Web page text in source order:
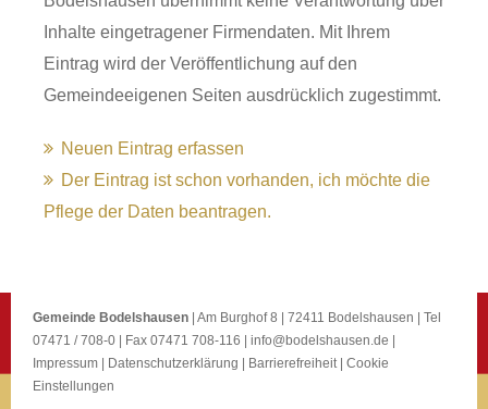
Inhalte eingetragener Firmendaten. Mit Ihrem
Eintrag wird der Veröffentlichung auf den
Gemeindeeigenen Seiten ausdrücklich zugestimmt.
Neuen Eintrag erfassen
Der Eintrag ist schon vorhanden, ich möchte die
Pflege der Daten beantragen.
Gemeinde Bodelshausen | Am Burghof 8 | 72411 Bodelshausen | Tel
07471 / 708-0 | Fax 07471 708-116 | info@bodelshausen.de
Impressum
Datenschutzerklärung Barrierefreiheit| Cookie
Einstellungen